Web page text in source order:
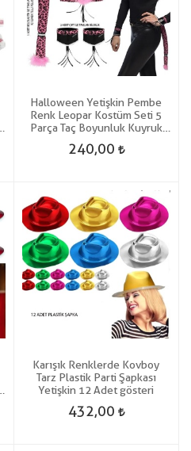
Halloween Yetişkin Pembe
Renk Leopar Kostüm Seti 5
Parça Taç Boyunluk Kuyruk
240,00
Karışık Renklerde Kovboy
Tarz Plastik Parti Şapkası
Yetişkin 12 Adet gösteri
432,00